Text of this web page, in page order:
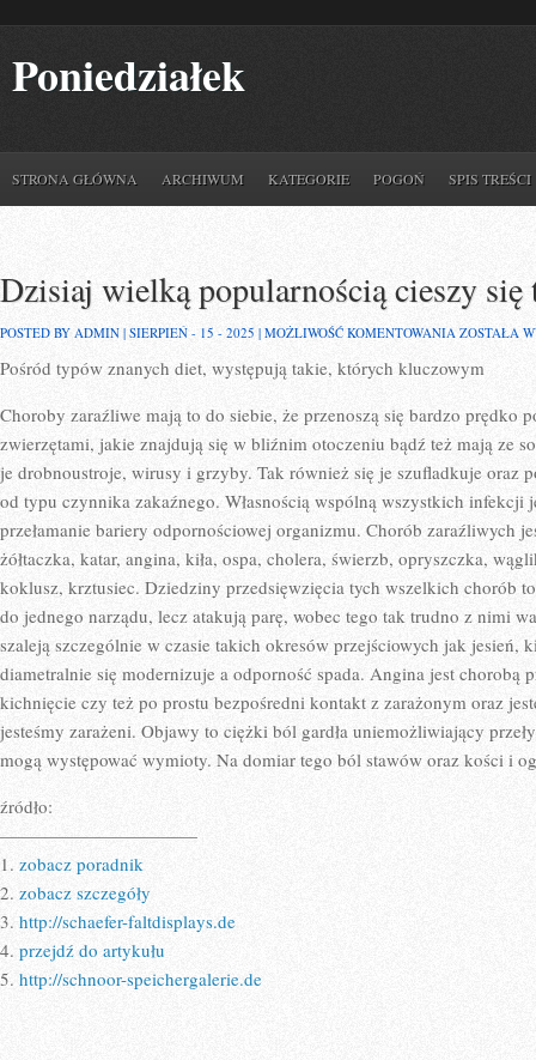
Poniedziałek
STRONA GŁÓWNA ARCHIWUM KATEGORIE POGOŃ SPIS TREŚCI
Dzisiaj wielką popularnością cieszy się
POSTED BY ADMIN | SIERPIEŃ - 15 - 2025 | MOŻLIWOŚĆ KOMENTOWANIA DZISIAJ
CIESZY
TEMATYKA
ZWIĄZANA
ZOSTAŁA
Pośród typów znanych diet, występują takie, których kluczowym
Choroby zaraźliwe mają to do siebie, że przenoszą się bardzo prędko
zwierzętami, jakie znajdują się w bliźnim otoczeniu bądź też mają ze
je drobnoustroje, wirusy i grzyby. Tak również się je szufladkuje oraz
od typu czynnika zakaźnego. Własnością wspólną wszystkich infekcji
przełamanie bariery odpornościowej organizmu. Chorób zaraźliwych
żółtaczka, katar, angina, kiła, ospa, cholera, świerzb, opryszczka,
koklusz, krztusiec. Dziedziny przedsięwzięcia tych wszelkich chorób to
do jednego narządu, lecz atakują parę, wobec tego tak trudno z nimi
szaleją szczególnie w czasie takich okresów przejściowych jak jesień,
diametralnie się modernizuje a odporność spada. Angina jest chorobą
kichnięcie czy też po prostu bezpośredni kontakt z zarażonym oraz
jesteśmy zarażeni. Objawy to ciężki ból gardła uniemożliwiający
mogą występować wymioty. Na domiar tego ból stawów oraz kości i
źródło:
———————————
1. zobacz poradnik
2. zobacz szczegóły
3. http://schaefer-faltdisplays.de
4. przejdź do artykułu
5. http://schnoor-speichergalerie.de